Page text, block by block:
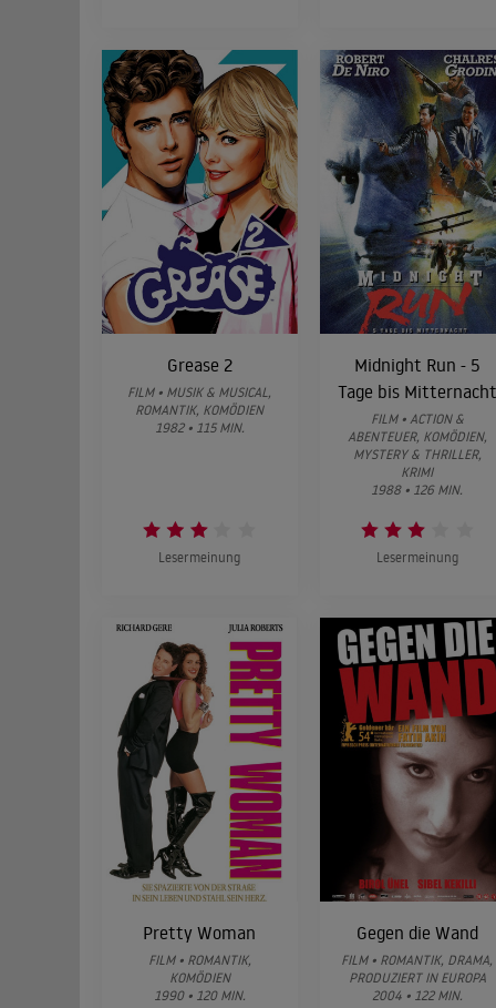
Grease 2
FILM • MUSIK & MUSICAL,
ROMANTIK, KOMÖDIEN
1982 • 115 MIN.
Lesermeinung
Midnight Run - 5
Tage bis Mitternacht
FILM • ACTION &
ABENTEUER, KOMÖDIEN,
MYSTERY & THRILLER,
KRIMI
1988 • 126 MIN.
Lesermeinung
Pretty Woman
FILM • ROMANTIK,
KOMÖDIEN
1990 • 120 MIN.
Gegen die Wand
FILM • ROMANTIK, DRAMA,
PRODUZIERT IN EUROPA
2004 • 122 MIN.